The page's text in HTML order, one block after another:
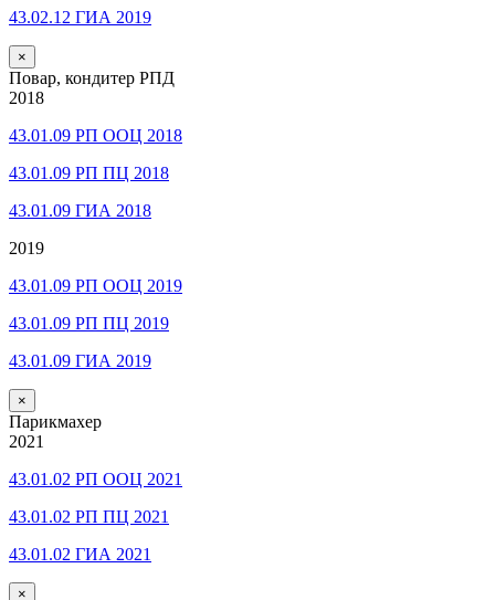
43.02.12 ГИА 2019
×
Повар, кондитер РПД
2018
43.01.09 РП ООЦ 2018
43.01.09 РП ПЦ 2018
43.01.09 ГИА 2018
2019
43.01.09 РП ООЦ 2019
43.01.09 РП ПЦ 2019
43.01.09 ГИА 2019
×
Парикмахер
2021
43.01.02 РП ООЦ 2021
43.01.02 РП ПЦ 2021
43.01.02 ГИА 2021
×